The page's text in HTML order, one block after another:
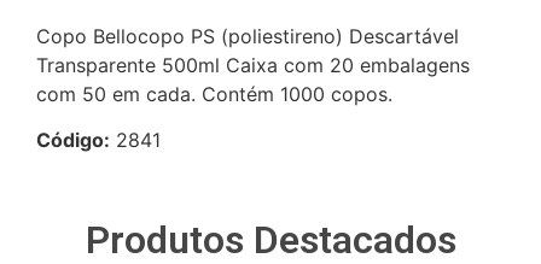
Copo Bellocopo PS (poliestireno) Descartável
Transparente 500ml Caixa com 20 embalagens
com 50 em cada. Contém 1000 copos.
Código: 2841
Produtos Destacados